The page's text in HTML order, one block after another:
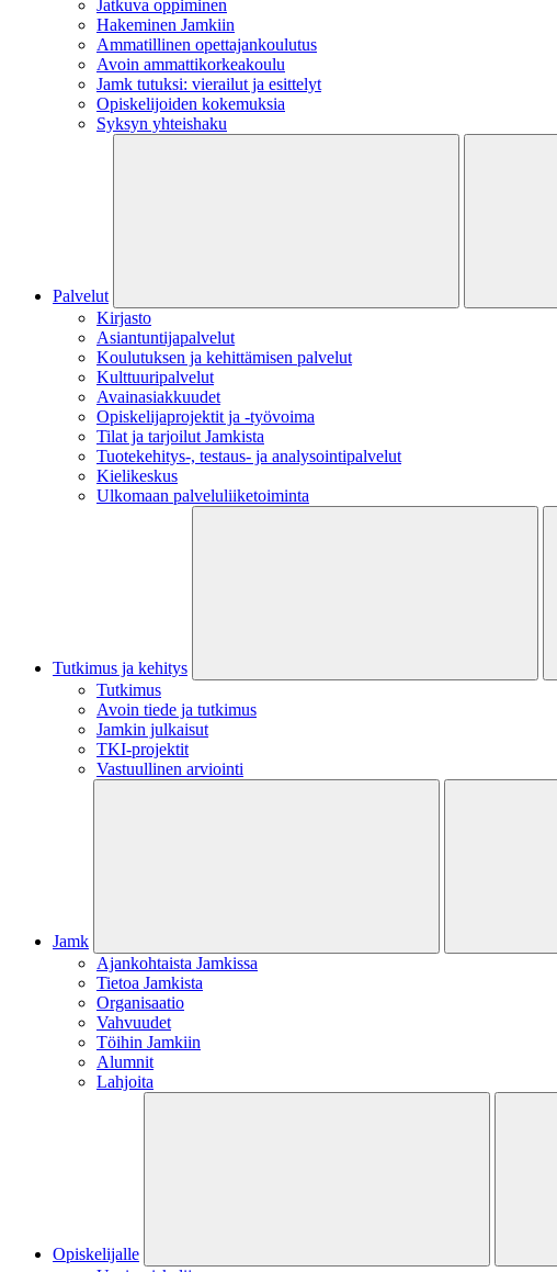
Jatkuva oppiminen
Hakeminen Jamkiin
Ammatillinen opettajankoulutus
Avoin ammattikorkeakoulu
Jamk tutuksi: vierailut ja esittelyt
Opiskelijoiden kokemuksia
Syksyn yhteishaku
Palvelut
Kirjasto
Asiantuntijapalvelut
Koulutuksen ja kehittämisen palvelut
Kulttuuripalvelut
Avainasiakkuudet
Opiskelijaprojektit​ ja -työvoima
Tilat ja tarjoilut Jamkista
Tuotekehitys-, testaus- ja analysointipalvelut
Kielikeskus
Ulkomaan palveluliiketoiminta
Tutkimus ja kehitys
Tutkimus
Avoin tiede ja tutkimus
Jamkin julkaisut
TKI-projektit
Vastuullinen arviointi
Jamk
Ajankohtaista Jamkissa
Tietoa Jamkista
Organisaatio
Vahvuudet
Töihin Jamkiin
Alumnit
Lahjoita
Opiskelijalle